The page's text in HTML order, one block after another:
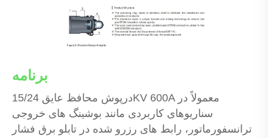
برنامه
درپوش محافظ عایق 15/24KV 600A معمولاً در
سناریوهای کاربردی مانند بوشینگ های خروجی
ترانسفورماتور، رابط های رزرو شده در تابلو برق فشار